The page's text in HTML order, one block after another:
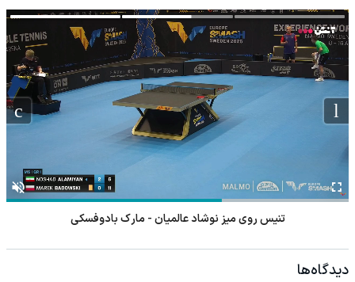
تنیس روی میز نوشاد عالمیان - مارک بادوفسکی
دیدگاه‌ها